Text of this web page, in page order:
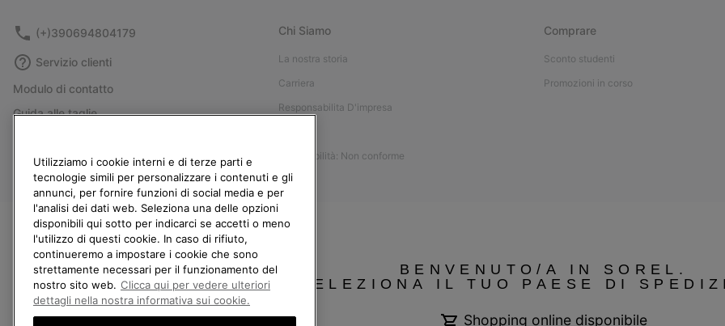
(+)390694804179
Servizio clienti
Modulo di contatto
Guida alle taglie
Resi
Recedi dal contratto
I miei ordini
Spedizione
Pagamento
Domande frequenti
Chi Siamo
La nostra storia
Carriera
Responsabilita D'impresa
Accessibilità: Non conforme
Comprare
Sconto studenti
Promozioni in corso
BENVENUTO/A IN SOREL.
SELEZIONA IL TUO PAESE DI
Shopping online disponibile
Utilizziamo i cookie interni e di terze parti e
tecnologie simili per personalizzare i contenuti e gli
annunci, per fornire funzioni di social media e per
l'analisi dei dati web. Seleziona una delle opzioni
disponibili qui sotto per indicarci se accetti o meno
l'utilizzo di questi cookie. In caso di rifiuto,
continueremo a impostare i cookie che sono
strettamente necessari per il funzionamento del
nostro sito web. Clicca qui per vedere ulteriori
dettagli nella nostra informativa sui cookie.